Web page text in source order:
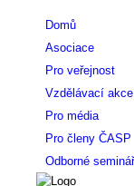
Domů
Asociace
Pro veřejnost
Vzdělávací akce
Pro média
Pro členy ČASP
Odborné